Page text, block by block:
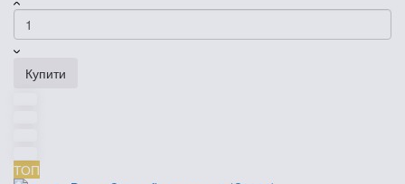
Купити
ТОП